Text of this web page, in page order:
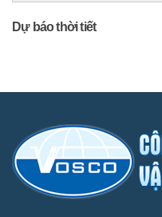
Dự báo thời tiết